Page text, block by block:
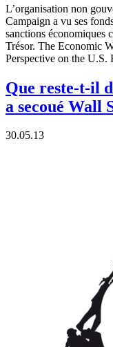
L’organisation non
Campaign a vu ses
sanctions économiques
Trésor. The Economic
Perspective on the
Que reste-t-il
a secoué Wall
30.05.13